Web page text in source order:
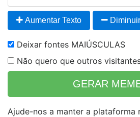
Aumentar Texto
Deixar fontes MAIÚSCULAS
Não quero que outros
GERAR
Ajude-nos a manter a plataforma